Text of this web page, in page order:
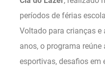
períodos de férias
Voltado para crianças e
anos, o programa
esportivas, desafios em